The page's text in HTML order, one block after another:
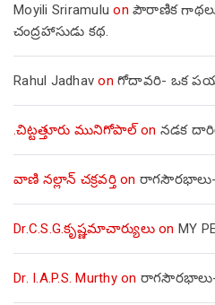
Moyili Sriramulu on పౌరాణిక గాథలు
చంద్రహాసుడు కథ.
Rahul Jadhav on గోదావరి- ఒక
.చిట్టత్తూరు మునిగోపాల్on నడక
వాణి నల్లాన్ చక్రవర్తిon
Dr.C.S.G.కృష్ణమాచార్యులుon MY
Dr. I.A.P.S. Murthyon